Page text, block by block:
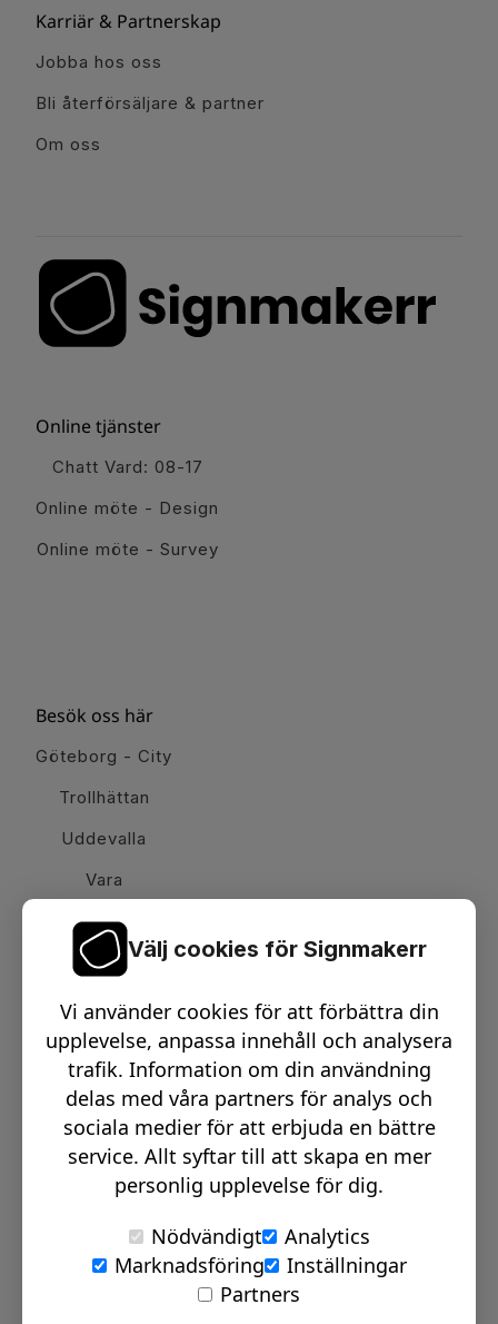
Karriär & Partnerskap
Jobba hos oss
Bli återförsäljare & partner
Om oss
Online tjänster
Chatt Vard: 08-17
Online möte - Design
Online möte - Survey
Besök oss här
Göteborg - City
Trollhättan
Uddevalla
Vara
Email:info@signmakerr.se
PSST, HÄNG MED PÅ VÅR RESA!
© Signmakerr 2022 - 2026
Integritetspolicy
Välj cookies för Signmakerr
Vi använder cookies för att förbättra din
upplevelse, anpassa innehåll och analysera
trafik. Information om din användning
delas med våra partners för analys och
sociala medier för att erbjuda en bättre
service. Allt syftar till att skapa en mer
personlig upplevelse för dig.
Nödvändigt
Analytics
Marknadsföring
Inställningar
Partners